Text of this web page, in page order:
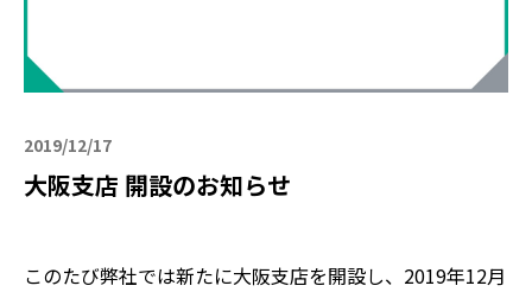
2019/12/17
大阪支店 開設のお知らせ
このたび弊社では新たに大阪支店を開設し、2019年12月